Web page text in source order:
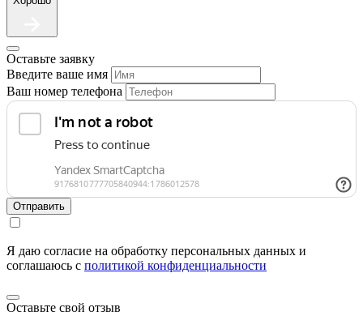
Оставьте заявку
Введите ваше имя
Ваш номер телефона
Отправить
Я даю согласие на обработку персональных данных и
соглашаюсь c политикой конфиденциальности
Оставьте свой отзыв